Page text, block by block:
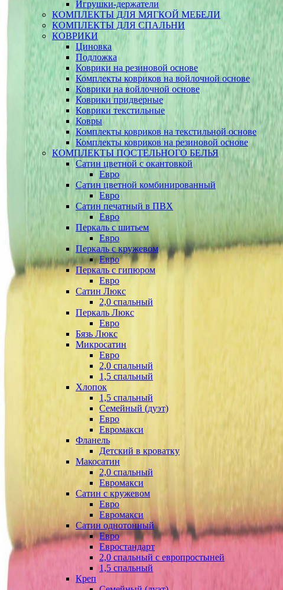
Игрушки-держатели
КОМПЛЕКТЫ ДЛЯ МЯГКОЙ МЕБЕЛИ
КОМПЛЕКТЫ ДЛЯ СПАЛЬНИ
КОВРИКИ
Циновка
Подложка
Коврики на резиновой основе
Комплекты ковриков на войлочной основе
Коврики на войлочной основе
Коврики придверные
Коврики текстильные
Ковры
Комплекты ковриков на текстильной основе
Комплекты ковриков на резиновой основе
КОМПЛЕКТЫ ПОСТЕЛЬНОГО БЕЛЬЯ
Сатин цветной с окантовкой
Евро
Сатин цветной комбинированный
Евро
Сатин печатный в ПВХ
Евро
Перкаль с шитьем
Евро
Перкаль с кружевом
Евро
Перкаль с гипюром
Евро
Сатин Люкс
2,0 спальный
Перкаль Люкс
Евро
Бязь Люкс
Микросатин
Евро
2,0 спальный
1,5 спальный
Хлопок
1,5 спальный
Семейный (дуэт)
Евро
Евромакси
Фланель
Детский в кроватку
Макосатин
2,0 спальный
Евромакси
Сатин с кружевом
Евро
Евромакси
Сатин однотонный
Евро
Евростандарт
2,0 спальный с европростыней
1,5 спальный
Креп